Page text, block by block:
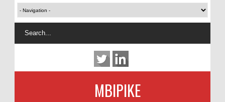
MBIPIKE